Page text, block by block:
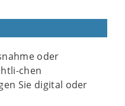
oder
chen
Sie digital oder